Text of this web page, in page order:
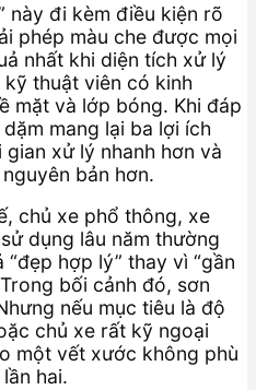
này đi kèm điều kiện rõ
phép màu che được mọi
nhất khi diện tích xử lý
thuật viên có kinh
mặt và lớp bóng. Khi đáp
mang lại ba lợi ích
xử lý nhanh hơn và
bản hơn.
chủ xe phổ thông, xe
dụng lâu năm thường
hợp lý” thay vì “gần
bối cảnh đó, sơn
nếu mục tiêu là độ
chủ xe rất kỹ ngoại
một vết xước không phù
hai.